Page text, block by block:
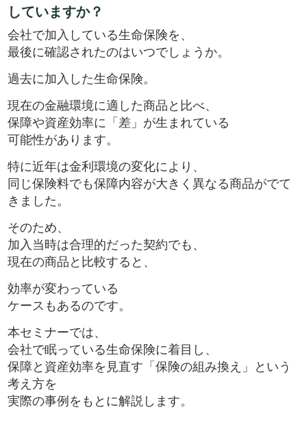
していますか？
会社で加入している生命保険を、
最後に確認されたのはいつでしょうか。
過去に加入した生命保険。
現在の金融環境に適した商品と比べ、
保障や資産効率に「差」が生まれている
可能性があります。
特に近年は金利環境の変化により、
同じ保険料でも保障内容が大きく異なる商品がでて
きました。
そのため、
加入当時は合理的だった契約でも、
現在の商品と比較すると、
効率が変わっている
ケースもあるのです。
本セミナーでは、
会社で眠っている生命保険に着目し、
保障と資産効率を見直す「保険の組み換え」という
考え方を
実際の事例をもとに解説します。